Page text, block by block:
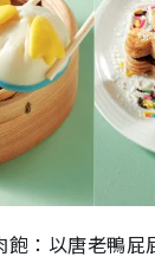
飽：以唐老鴨